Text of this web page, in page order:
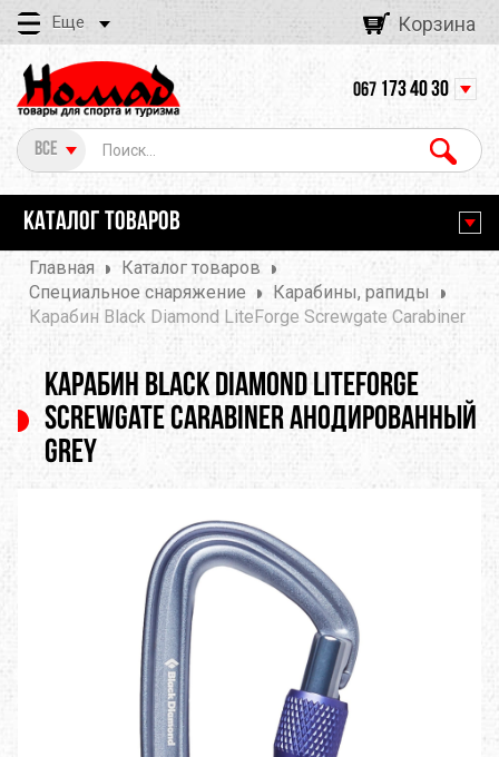
Еще Корзина
Все
067 173 40 30
КАТАЛОГ ТОВАРОВ
Главная
Каталог товаров
Специальное снаряжение
Карабины, рапиды
Карабин Black Diamond LiteForge Screwgate Carabiner
Карабин Black Diamond LiteForge
Screwgate Carabiner анодированный
grey